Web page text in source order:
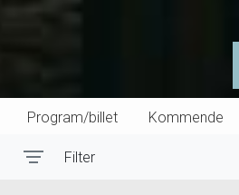
Program/billet Kommende
Filter